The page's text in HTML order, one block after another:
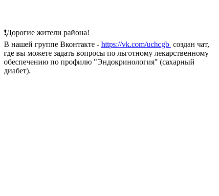
❗Дорогие жители района!
В нашей группе Вконтакте - https://vk.com/uchcgb создан чат,
где вы можете задать вопросы по льготному лекарственному
обеспечению по профилю "Эндокринология" (сахарный
диабет).